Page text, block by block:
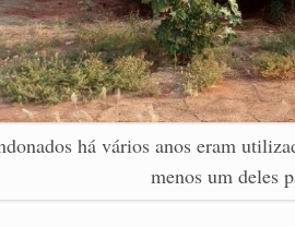
há vários anos eram
menos um deles